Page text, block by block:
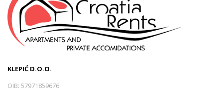
KLEPIĆ D.O.O.
OIB: 57971859676